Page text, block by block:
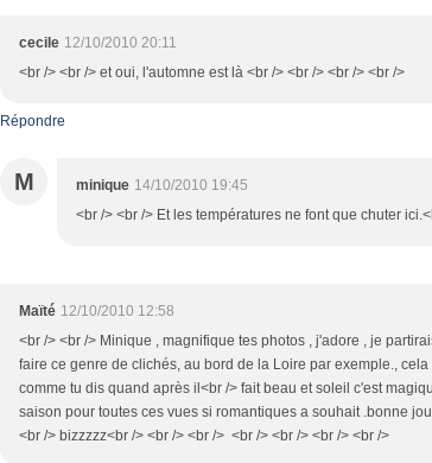
cecile 12/10/2010 20:11
<br /> <br /> et oui, l'automne est là <br /> <br /> <br /> <br />
Répondre
M minique 14/10/2010 19:45
<br /> <br /> Et les températures ne font que chuter
Maïté 12/10/2010 12:58
<br /> <br /> Minique , magnifique tes photos , j'adore , je
faire ce genre de clichés, au bord de la Loire par exemple., cela
comme tu dis quand après il<br /> fait beau et soleil c'est
saison pour toutes ces vues si romantiques a souhait .bonne
<br /> bizzzzz<br /> <br /> <br /> <br /> <br /> <br /> <br />